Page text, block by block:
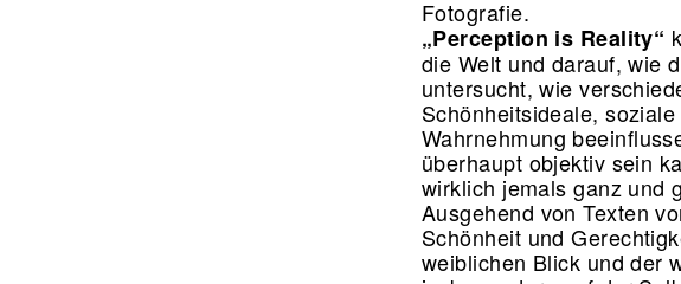
Fotografie.
„Perception is Reality“
die Welt und darauf, wie
untersucht, wie
Schönheitsideale,
Wahrnehmung
überhaupt objektiv sein
wirklich jemals ganz und
Ausgehend von Texten
Schönheit und
weiblichen Blick und der